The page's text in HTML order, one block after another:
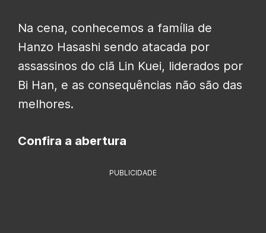
Na cena, conhecemos a família de
Hanzo Hasashi sendo atacada por
assassinos do clã Lin Kuei, liderados por
Bi Han, e as consequências não são das
melhores.
Confira a abertura
PUBLICIDADE